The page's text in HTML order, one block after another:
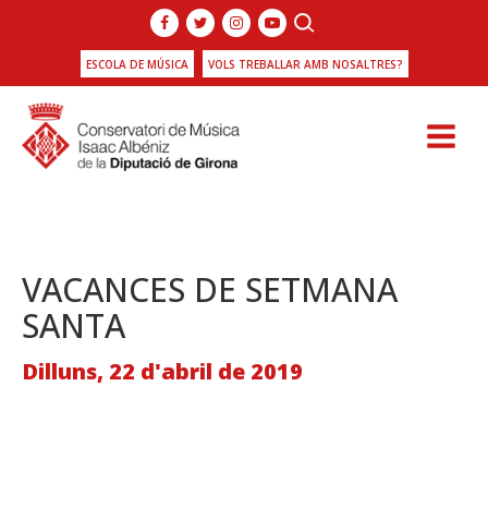
ESCOLA DE MÚSICA VOLS TREBALLAR AMB NOSALTRES?
VACANCES DE SETMANA
SANTA
Dilluns, 22 d'abril de 2019